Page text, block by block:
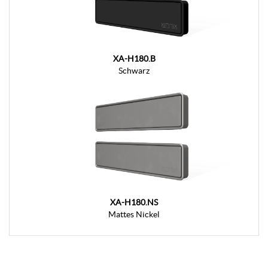
XA-H180.B
Schwarz
XA-H180.NS
Mattes Nickel